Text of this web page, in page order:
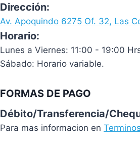
Dirección:
Av. Apoquindo 6275 Of. 32, Las
Horario:
Lunes a Viernes: 11:00 - 19:00
Sábado: Horario variable.
FORMAS DE PAGO
Débito/Transferencia/
Para mas informacion en